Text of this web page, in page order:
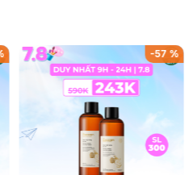
-57 %